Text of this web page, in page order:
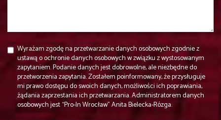
Wyrażam zgodę na przetwarzanie danych osobowych zgodnie z
ustawą o ochronie danych osobowych w związku z wystosowanym
zapytaniem. Podanie danych jest dobrowolne, ale niezbędne do
przetworzenia zapytania. Zostałem poinformowany, że przysługuje
mi prawo dostępu do swoich danych, możliwości ich poprawiania,
żądania zaprzestania ich przetwarzania. Administratorem danych
osobowych jest “Pro-In Wrocław” Anita Bielecka-Rózga.